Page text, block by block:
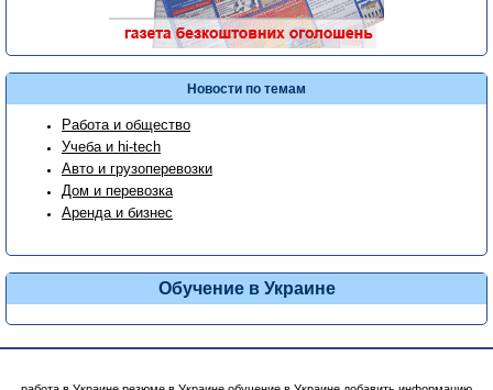
Новости по темам
Работа и общество
Учеба и hi-tech
Авто и грузоперевозки
Дом и перевозка
Аренда и бизнес
Обучение в Украине